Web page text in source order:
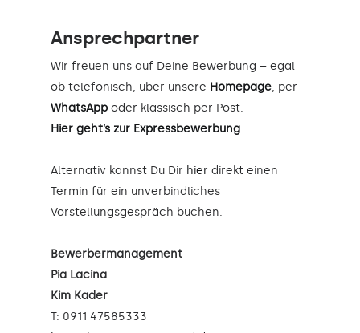
Ansprechpartner
Wir freuen uns auf Deine Bewerbung – egal
ob telefonisch, über unsere Homepage, per
WhatsApp oder klassisch per Post.
Hier geht’s zur Expressbewerbung
Alternativ kannst Du Dir hier direkt einen
Termin für ein unverbindliches
Vorstellungsgespräch buchen.
Bewerbermanagement
Pia Lacina
Kim Kader
T: 0911 47585333